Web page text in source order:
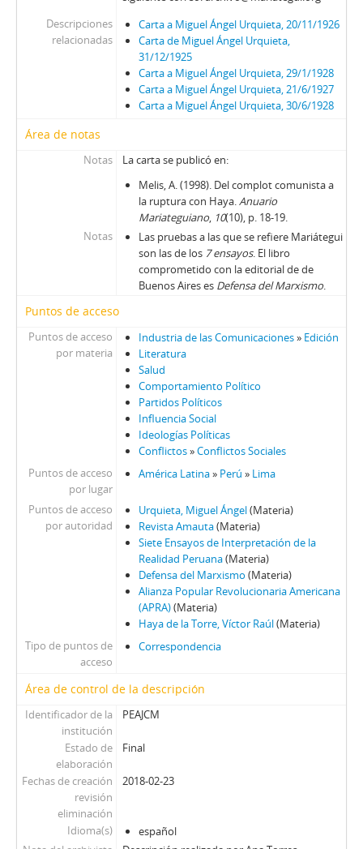
Descripciones
relacionadas
Carta a Miguel Ángel Urquieta, 20/11/1926
Carta de Miguel Ángel Urquieta,
31/12/1925
Carta a Miguel Ángel Urquieta, 29/1/1928
Carta a Miguel Ángel Urquieta, 21/6/1927
Carta a Miguel Ángel Urquieta, 30/6/1928
Área de notas
Notas
La carta se publicó en:
Melis, A. (1998). Del complot comunista a
la ruptura con Haya.Anuario
Mariateguiano, 10(10), p. 18-19.
Notas
Las pruebas a las que se refiere Mariátegui
son las de los 7 ensayos. El libro
comprometido con la editorial de de
Buenos Aires es Defensa del Marxismo.
Puntos de acceso
Puntos de acceso
por materia
Industria de las Comunicaciones» Edición
Literatura
Salud
Comportamiento Político
Partidos Políticos
Influencia Social
Ideologías Políticas
Conflictos»Conflictos Sociales
Puntos de acceso
por lugar
América Latina» Perú » Lima
Puntos de acceso
por autoridad
Urquieta, Miguel Ángel(Materia)
Revista Amauta(Materia)
Siete Ensayos de Interpretación de la
Realidad Peruana(Materia)
Defensa del Marxismo (Materia)
Alianza Popular Revolucionaria Americana
(APRA)(Materia)
Haya de la Torre, Víctor Raúl(Materia)
Tipo de puntos de
acceso
Correspondencia
Área de control de la descripción
Identificador de la
institución
PEAJCM
Estado de
elaboración
Final
Fechas de creación
revisión
eliminación
2018-02-23
Idioma(s)
español